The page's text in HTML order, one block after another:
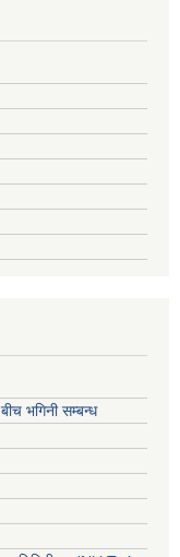
भगिनी सम्बन्ध